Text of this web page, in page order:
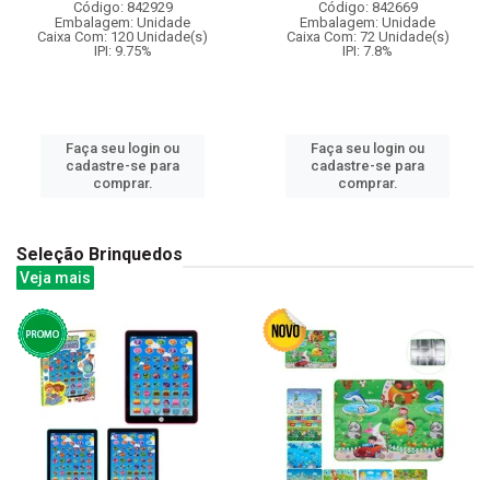
Código: 842929
Embalagem: Unidade
Caixa Com: 120 Unidade(s)
IPI: 9.75%
Faça seu login ou
cadastre-se para
comprar.
Código: 842669
Embalagem: Unidade
Caixa Com: 72 Unidade(s)
IPI: 7.8%
Faça seu login ou
cadastre-se para
comprar.
Seleção Brinquedos
Veja mais